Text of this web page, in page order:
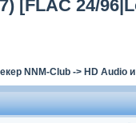
[FLAC 24/
NNM-Club -> HD Audio